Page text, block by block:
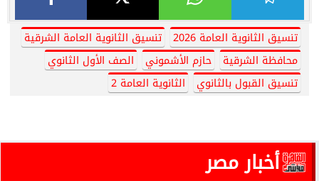
تنسيق الثانوية العامة 2026
تنسيق الثانوية العامة الشرقية
محافظة الشرقية
حازم الأشموني
الصف الأول الثانوي
تنسيق القبول بالثانوي
الثانوية العامة 2
أخبار مصر